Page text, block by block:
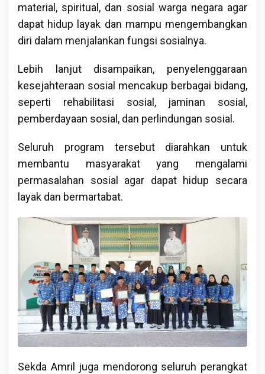
material, spiritual, dan sosial warga negara agar
dapat hidup layak dan mampu mengembangkan
diri dalam menjalankan fungsi sosialnya.
Lebih lanjut disampaikan, penyelenggaraan
kesejahteraan sosial mencakup berbagai bidang,
seperti rehabilitasi sosial, jaminan sosial,
pemberdayaan sosial, dan perlindungan sosial.
Seluruh program tersebut diarahkan untuk
membantu masyarakat yang mengalami
permasalahan sosial agar dapat hidup secara
layak dan bermartabat.
Sekda Amril juga mendorong seluruh perangkat